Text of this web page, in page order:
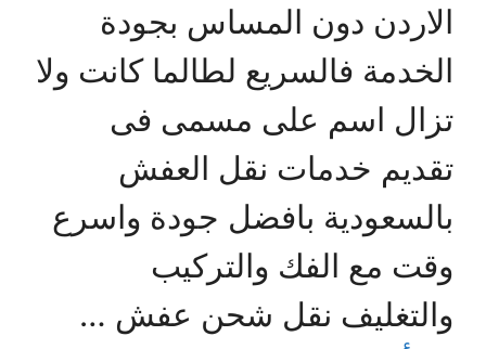
الاردن دون المساس بجودة
الخدمة فالسريع لطالما كانت ولا
تزال اسم على مسمى فى
تقديم خدمات نقل العفش
بالسعودية بافضل جودة واسرع
وقت مع الفك والتركيب
والتغليف نقل شحن عفش …